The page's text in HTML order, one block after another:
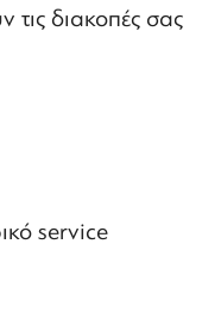
τις διακοπές σας
service